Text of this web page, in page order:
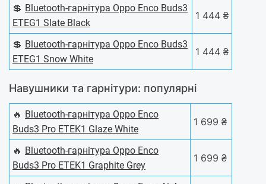
💲 Bluetooth-гарнітура Oppo Enco Buds3
ETEG1 Slate Black
1 444 ₴
💲 Bluetooth-гарнітура Oppo Enco Buds3
ETEG1 Snow White
1 444 ₴
Навушники та гарнітури: популярні
🔥 Bluetooth-гарнітура Oppo Enco
Buds3 Pro ETEK1 Glaze White
1 699 ₴
🔥 Bluetooth-гарнітура Oppo Enco
Buds3 Pro ETEK1 Graphite Grey
1 699 ₴